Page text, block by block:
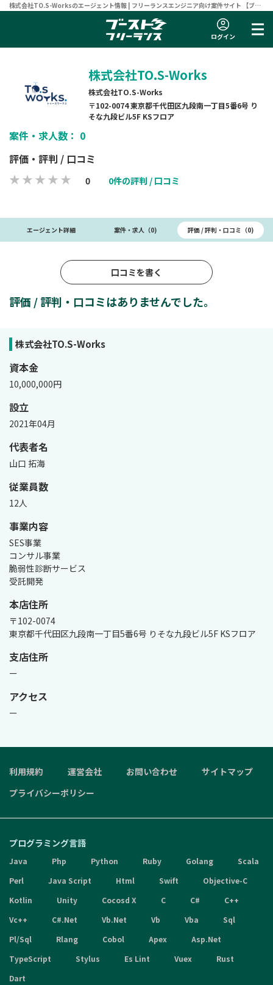
株式会社TO.S-Worksのエージェント情報 | フリーランスエンジニア向け案件サイト 【ブー
ログイン
株式会社TO.S-Works
株式会社TO.S-Works
〒102-0074 東京都千代田区九段南一丁目5番6号 り
そな九段ビル5F KSフロア
案件・求人数： 0
評価・評判 / 口コミ
0 0件の評判 / 口コミ
エージェント詳細 案件・求人（0) 評価 / 評判・口コミ（0)
口コミを書く
評価 / 評判・口コミはありませんでした。
株式会社TO.S-Works
資本金
10,000,000円
設立
2021年04月
代表者名
山口 拓海
従業員数
12人
事業内容
SES事業
コンサル事業
脆弱性診断サービス
受託開発
本店住所
〒102-0074
東京都千代田区九段南一丁目5番6号 りそな九段ビル5F KSフロア
支店住所
ー
アクセス
ー
利用規約 運営会社 お問い合わせ
サイトマップ
プライバシーポリシー
プログラミング言語
Java Php Python Ruby Golang
Scala
Perl
Java Script Html Swift
Objective-C
Kotlin
Unity Cocosd X C C#
C++
Vc++
C#.Net Vb.Net Vb Vba
Sql
Pl/Sql
Rlang Cobol Apex
Asp.Net
TypeScript
Stylus Es Lint Vuex
Rust
Dart